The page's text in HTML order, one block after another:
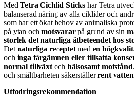
Med Tetra Cichlid Sticks har Tetra
balanserad näring av alla ciklider och
som har ett ökat behov av animaliska
på ytan och motsvarar på grund av sin
storlek det naturliga ätbeteendet hos
Det naturliga receptet med en
och inga färgämnen eller tillsatta
normal tillväxt och hälsosamt motstånd
och smältbarheten säkerställerrent vatten
Utfodringsrekommendation